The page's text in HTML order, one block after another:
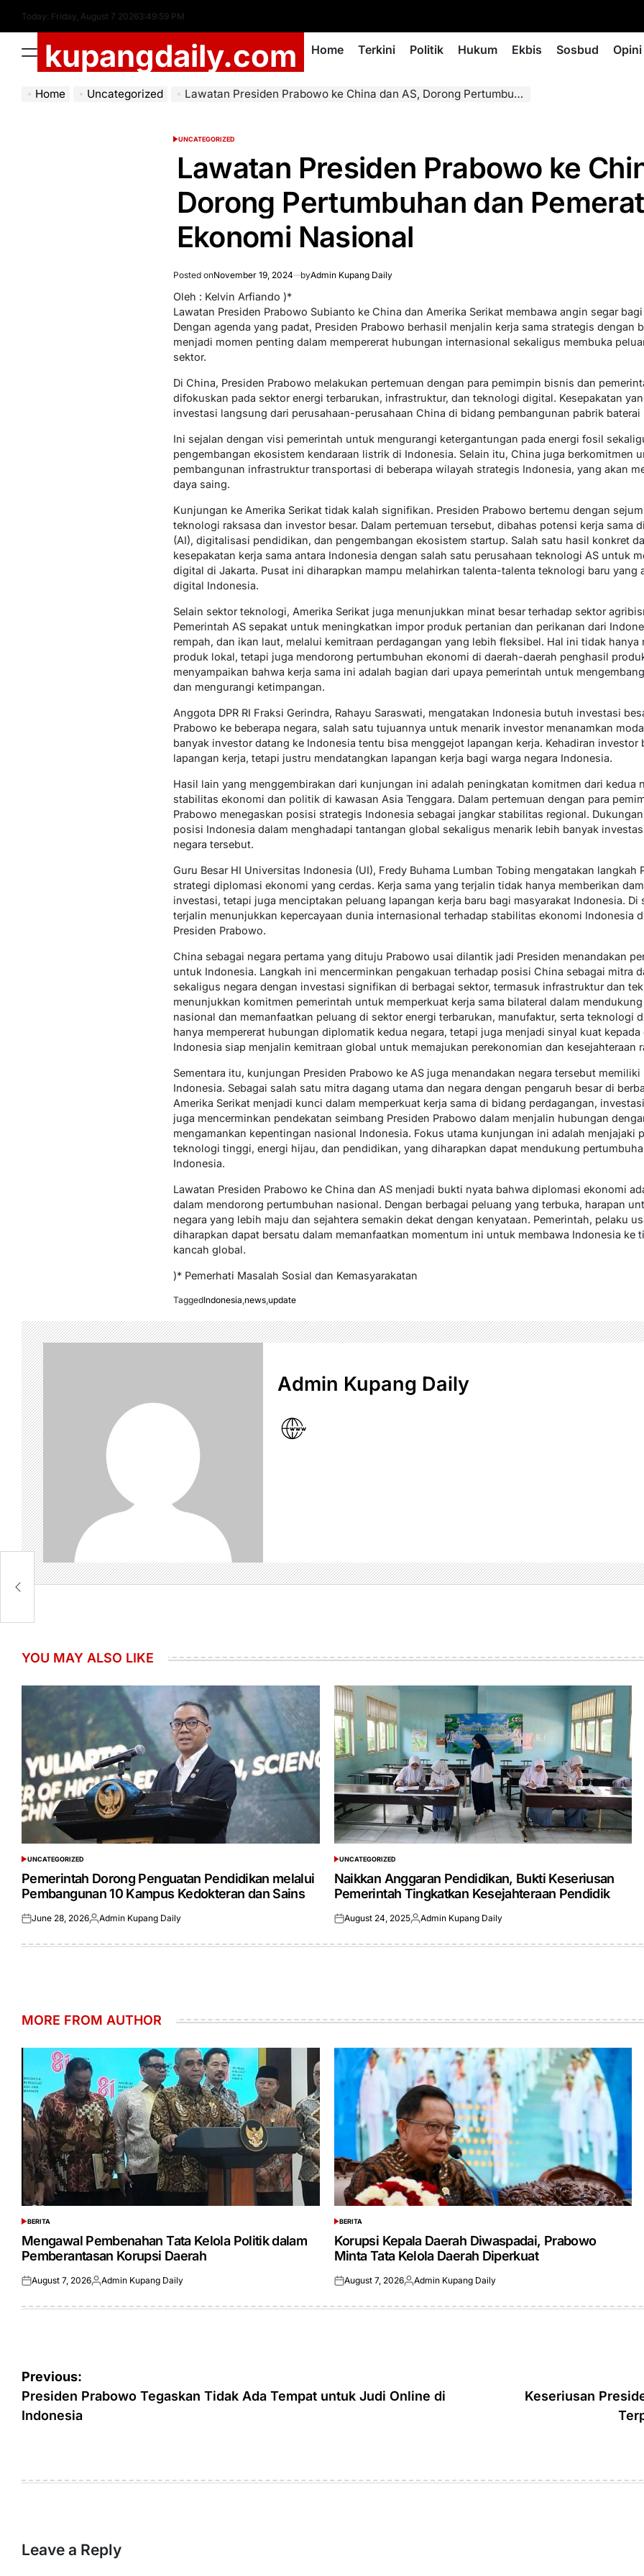
content
Today: Friday, August 7 20263:50:00 PM
Menukupangdaily.com Home Terkini Politik Hukum Ekbis Sosbud Opini
Home Uncategorized Lawatan Presiden Prabowo ke China dan AS, Dorong Pertumbuhan dan Pemerataan Ekonomi Nasional
POSTED
UNCATEGORIZED
Lawatan Presiden Prabowo ke
Dorong Pertumbuhan dan
Ekonomi Nasional
Posted onNovember 19, 2024 byAdmin Kupang Daily
Oleh : Kelvin Arfiando )*
Lawatan Presiden Prabowo Subianto ke China dan Amerika Serikat membawa angin segar
Dengan agenda yang padat, Presiden Prabowo berhasil menjalin kerja sama strategis dengan
menjadi momen penting dalam mempererat hubungan internasional sekaligus membuka
sektor.
Di China, Presiden Prabowo melakukan pertemuan dengan para pemimpin bisnis dan
difokuskan pada sektor energi terbarukan, infrastruktur, dan teknologi digital. Kesepakatan
investasi langsung dari perusahaan-perusahaan China di bidang pembangunan pabrik
Ini sejalan dengan visi pemerintah untuk mengurangi ketergantungan pada energi fosil
pengembangan ekosistem kendaraan listrik di Indonesia. Selain itu, China juga berkomitmen
pembangunan infrastruktur transportasi di beberapa wilayah strategis Indonesia, yang akan
daya saing.
Kunjungan ke Amerika Serikat tidak kalah signifikan. Presiden Prabowo bertemu dengan
teknologi raksasa dan investor besar. Dalam pertemuan tersebut, dibahas potensi kerja sama
(AI), digitalisasi pendidikan, dan pengembangan ekosistem startup. Salah satu hasil konkret
kesepakatan kerja sama antara Indonesia dengan salah satu perusahaan teknologi AS untuk
digital di Jakarta. Pusat ini diharapkan mampu melahirkan talenta-talenta teknologi baru yang
digital Indonesia.
Selain sektor teknologi, Amerika Serikat juga menunjukkan minat besar terhadap sektor
Pemerintah AS sepakat untuk meningkatkan impor produk pertanian dan perikanan dari
rempah, dan ikan laut, melalui kemitraan perdagangan yang lebih fleksibel. Hal ini tidak
produk lokal, tetapi juga mendorong pertumbuhan ekonomi di daerah-daerah penghasil
menyampaikan bahwa kerja sama ini adalah bagian dari upaya pemerintah untuk
dan mengurangi ketimpangan.
Anggota DPR RI Fraksi Gerindra, Rahayu Saraswati, mengatakan Indonesia butuh investasi
Prabowo ke beberapa negara, salah satu tujuannya untuk menarik investor menanamkan
banyak investor datang ke Indonesia tentu bisa menggejot lapangan kerja. Kehadiran investor
lapangan kerja, tetapi justru mendatangkan lapangan kerja bagi warga negara Indonesia.
Hasil lain yang menggembirakan dari kunjungan ini adalah peningkatan komitmen dari kedua
stabilitas ekonomi dan politik di kawasan Asia Tenggara. Dalam pertemuan dengan para
Prabowo menegaskan posisi strategis Indonesia sebagai jangkar stabilitas regional.
posisi Indonesia dalam menghadapi tantangan global sekaligus menarik lebih banyak
negara tersebut.
Guru Besar HI Universitas Indonesia (UI), Fredy Buhama Lumban Tobing mengatakan langkah
strategi diplomasi ekonomi yang cerdas. Kerja sama yang terjalin tidak hanya memberikan
investasi, tetapi juga menciptakan peluang lapangan kerja baru bagi masyarakat Indonesia. Di
terjalin menunjukkan kepercayaan dunia internasional terhadap stabilitas ekonomi Indonesia
Presiden Prabowo.
China sebagai negara pertama yang dituju Prabowo usai dilantik jadi Presiden menandakan
untuk Indonesia. Langkah ini mencerminkan pengakuan terhadap posisi China sebagai mitra
sekaligus negara dengan investasi signifikan di berbagai sektor, termasuk infrastruktur dan
menunjukkan komitmen pemerintah untuk memperkuat kerja sama bilateral dalam
nasional dan memanfaatkan peluang di sektor energi terbarukan, manufaktur, serta teknologi
hanya mempererat hubungan diplomatik kedua negara, tetapi juga menjadi sinyal kuat
Indonesia siap menjalin kemitraan global untuk memajukan perekonomian dan kesejahteraan
Sementara itu, kunjungan Presiden Prabowo ke AS juga menandakan negara tersebut
Indonesia. Sebagai salah satu mitra dagang utama dan negara dengan pengaruh besar di
Amerika Serikat menjadi kunci dalam memperkuat kerja sama di bidang perdagangan,
juga mencerminkan pendekatan seimbang Presiden Prabowo dalam menjalin hubungan
mengamankan kepentingan nasional Indonesia. Fokus utama kunjungan ini adalah menjajaki
teknologi tinggi, energi hijau, dan pendidikan, yang diharapkan dapat mendukung
Indonesia.
Lawatan Presiden Prabowo ke China dan AS menjadi bukti nyata bahwa diplomasi ekonomi
dalam mendorong pertumbuhan nasional. Dengan berbagai peluang yang terbuka, harapan
negara yang lebih maju dan sejahtera semakin dekat dengan kenyataan. Pemerintah, pelaku
diharapkan dapat bersatu dalam memanfaatkan momentum ini untuk membawa Indonesia ke
kancah global.
)* Pemerhati Masalah Sosial dan Kemasyarakatan
TaggedIndonesia,news,update
Admin Kupang Daily
YOU MAY ALSO LIKE
POSTED
IN
UNCATEGORIZED
Pemerintah Dorong Penguatan Pendidikan melalui
Pembangunan 10 Kampus Kedokteran dan Sains
Posted
June 28, 2026Posted
Admin Kupang Daily
POSTED
IN
UNCATEGORIZED
Naikkan Anggaran Pendidikan, Bukti Keseriusan
Pemerintah Tingkatkan Kesejahteraan Pendidik
Posted
August 24, 2025Posted
Admin Kupang Daily
MORE FROM AUTHOR
POSTED
IN
BERITA
Mengawal Pembenahan Tata Kelola Politik dalam
Pemberantasan Korupsi Daerah
Posted
August 7, 2026Posted
Admin Kupang Daily
POSTED
IN
BERITA
Korupsi Kepala Daerah Diwaspadai, Prabowo
Minta Tata Kelola Daerah Diperkuat
Posted
August 7, 2026Posted
Admin Kupang Daily
Post
navigation
Previous:
Presiden Prabowo Tegaskan Tidak Ada Tempat untuk Judi Online di
Indonesia
Keseriusan
Leave a Reply